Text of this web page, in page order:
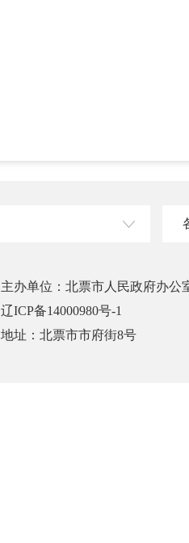
主办单位：北票市人民政府办公
辽ICP备14000980号-1
地址：北票市市府街8号